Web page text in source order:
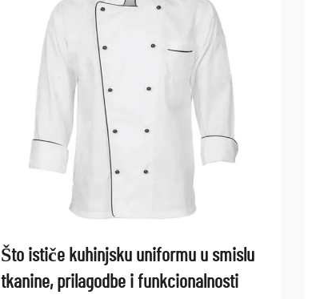
Što ističe kuhinjsku uniformu u smislu
tkanine, prilagodbe i funkcionalnosti